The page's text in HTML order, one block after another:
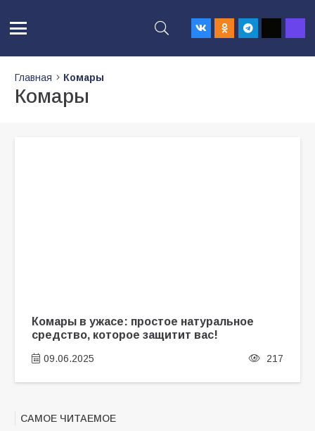
Главная Комары
Комары
Комары в ужасе: простое натуральное
средство, которое защитит вас!
09.06.2025 217
САМОЕ ЧИТАЕМОЕ